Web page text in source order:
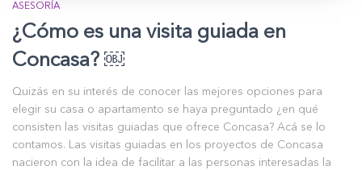
ASESORÍA
¿Cómo es una visita guiada en
Concasa? ￼
Quizás en su interés de conocer las mejores opciones para
elegir su casa o apartamento se haya preguntado ¿en qué
consisten las visitas guiadas que ofrece Concasa? Acá se lo
contamos. Las visitas guiadas en los proyectos de Concasa
nacieron con la idea de facilitar a las personas interesadas la